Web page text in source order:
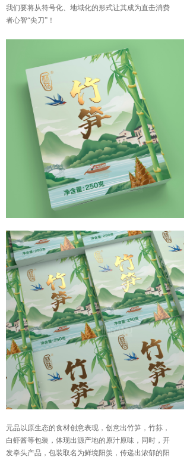
我们要将从符号化、地域化的形式让其成为直击消费
者心智“尖刀”！
元品以原生态的食材创意表现，创意出竹笋，竹荪，
白虾酱等包装，体现出源产地的原汁原味，同时，开
发拳头产品，包装取名为鲜境阳羡，传递出浓郁的阳